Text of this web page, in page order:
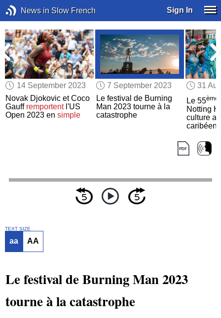
News in Slow French Sign In
14 September 2023
Novak Djokovic et Coco
Gauff remportentl'US
Open 2023 ensimple
7 September 2023
Le festival de Burning
Man 2023 tourne à la
catastrophe
31
Le 55ème
Notting
culture
TEXT SIZE
aa AA
Le festival de Burning Man 2023
tourne à la catastrophe